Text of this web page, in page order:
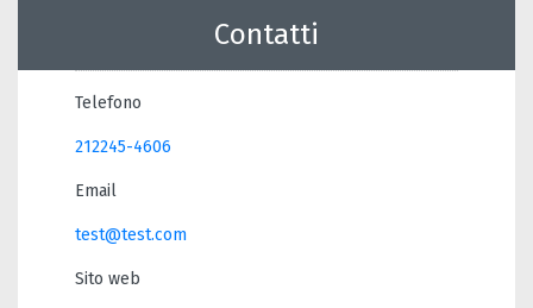
Contatti
Telefono
212245-4606
Email
test@test.com
Sito web